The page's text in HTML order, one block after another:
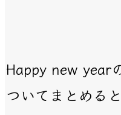
Happy new year
ついてまとめると